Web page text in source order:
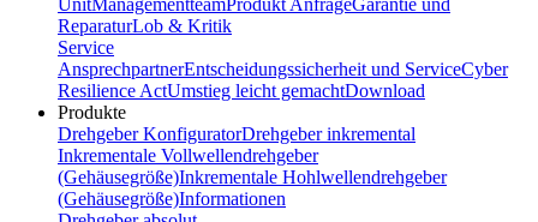
UnitManagementteamProdukt AnfrageGarantie und
ReparaturLob & Kritik
Service
AnsprechpartnerEntscheidungssicherheit und ServiceCyber
Resilience ActUmstieg leicht gemachtDownload
Produkte
Drehgeber KonfiguratorDrehgeber inkremental
Inkrementale Vollwellendrehgeber
(Gehäusegröße)Inkrementale Hohlwellendrehgeber
(Gehäusegröße)Informationen